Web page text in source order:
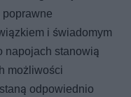
i świadomym
napojach stanowią
możliwości
odpowiednio